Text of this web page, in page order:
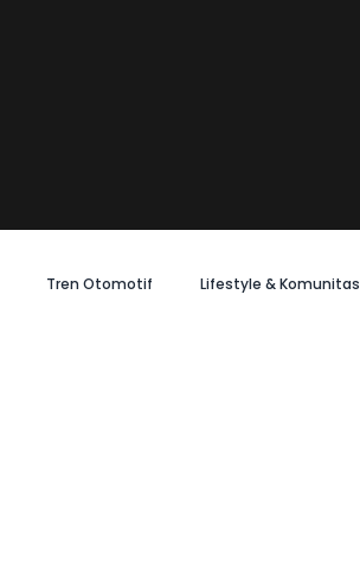
Tren Otomotif Lifestyle & Komunitas